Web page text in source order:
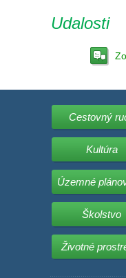
Udalosti
Cestovný
Kultúra
Územné
Školstvo
Životné